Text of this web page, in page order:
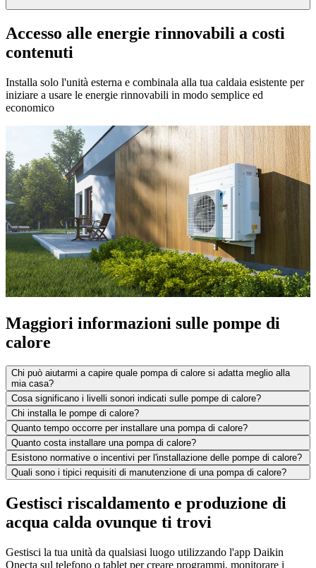
Accesso alle energie rinnovabili a costi
contenuti
Installa solo l'unità esterna e combinala alla tua caldaia esistente per
iniziare a usare le energie rinnovabili in modo semplice ed
economico
Maggiori informazioni sulle pompe di
calore
Chi può aiutarmi a capire quale pompa di calore si adatta meglio alla
mia casa?
Cosa significano i livelli sonori indicati sulle pompe di calore?
Chi installa le pompe di calore?
Quanto tempo occorre per installare una pompa di calore?
Quanto costa installare una pompa di calore?
Esistono normative o incentivi per l'installazione delle pompe di calore?
Quali sono i tipici requisiti di manutenzione di una pompa di calore?
Gestisci riscaldamento e produzione di
acqua calda ovunque ti trovi
Gestisci la tua unità da qualsiasi luogo utilizzando l'app Daikin
Onecta sul telefono o tablet per creare programmi, monitorare i